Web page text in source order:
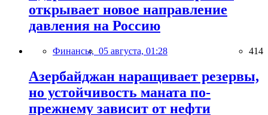
открывает новое направление
давления на Россию
Финансы, 05 августа, 01:28 414
Азербайджан наращивает резервы,
но устойчивость маната по-
прежнему зависит от нефти